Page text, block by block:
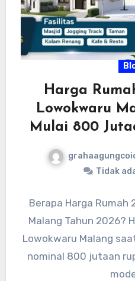
Harga
Lowokwaru
Mulai 800
Tidak
Berapa Harga Rumah
Malang Tahun 2026?
Lowokwaru Malang
nominal 800 jutaan